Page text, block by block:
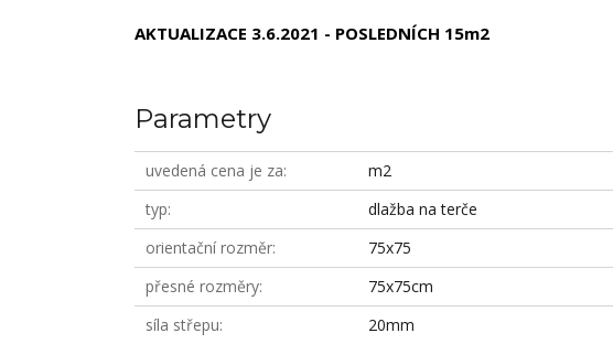
AKTUALIZACE 3.6.2021 - POSLEDNÍCH 15m2
Parametry
uvedená cena je za
m2
typ
dlažba na terče
orientační rozměr
75x75
přesné rozměry
75x75cm
síla střepu
20mm